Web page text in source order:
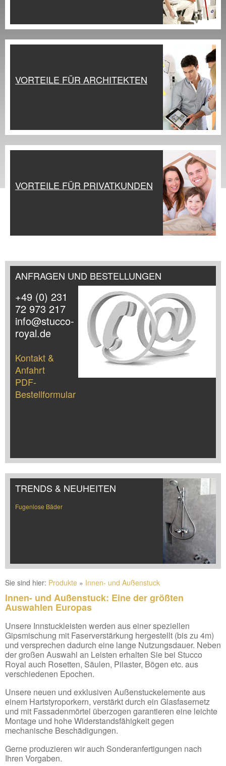
VORTEILE FÜR ARCHITEKTEN
VORTEILE FÜR PRIVATKUNDEN
ANFRAGEN UND BESTELLUNGEN
+49 (0) 231
72 973 217
info@stucco-
royal.de
Kontakt &
Anfahrt
PDF-
Bestellformular
TRENDS & NEUHEITEN
Fugenlose Bäder
Sie sind hier: Produkte » Innen- und Außenstuck
Innen- und Außenstuck: Eine der größten
Auswahlen Europas
Unsere Innstuckleisten werden aus einer speziellen
Gipsmischung mit Faserverstärkung hergestellt (bis zu 4m)
und versprechen dadurch eine lange Nutzungsdauer. Neben
der großen Auswahl an Leisten erhalten Sie bei Stucco
Royal auch Rosetten, Säulen, Pilaster, Bögen etc. aus
verschiedenen Epochen.
Unsere neuen und exklusiven Außenstuckelemente aus
einem Hartstyroporkern, verstärkt durch ein Glasfasernetz
und mit Fassadenmörtel überzogen garantieren eine leichte
Montage und hohe Widerstandsfähigkeit gegen
mechanische Beschädigungen.
Gerne produzieren wir auch Sonderanfertigungen nach
Ihren Vorgaben.